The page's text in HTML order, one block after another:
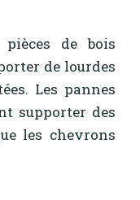
de bois
de lourdes
Les pannes
supporter des
les chevrons